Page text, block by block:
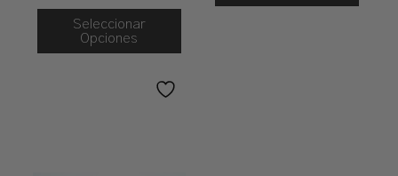
Era:
45,90 €.
Es:
Seleccionar
Opciones